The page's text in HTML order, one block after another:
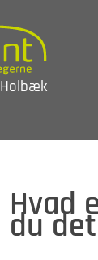
Holbæk
Hvad
du